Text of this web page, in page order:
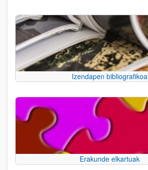
Izendapen bibliografikoa
Erakunde elkartuak